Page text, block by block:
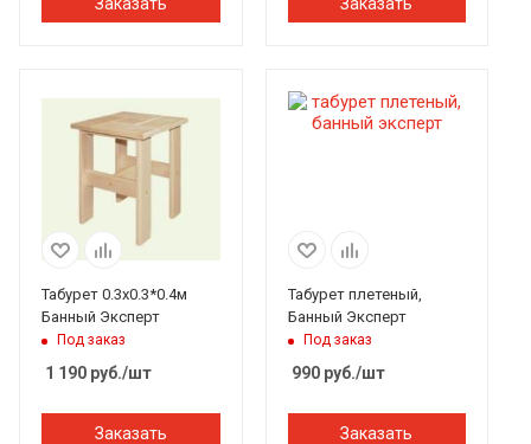
Табурет 0.3х0.3*0.4м
Банный Эксперт
Под заказ
1 190 руб./шт
Заказать
Табурет плетеный,
Банный Эксперт
Под заказ
990руб./шт
Заказать